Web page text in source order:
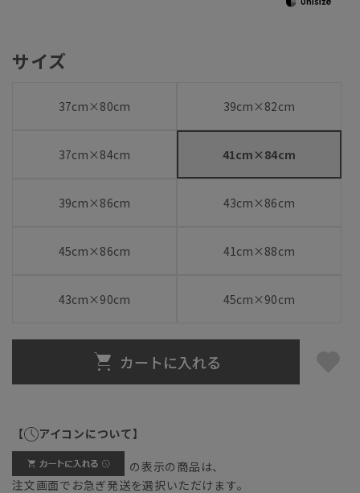
サイズ
37cm×80cm 39cm×82cm
37cm×84cm 41cm×84cm
39cm×86cm 43cm×86cm
45cm×86cm 41cm×88cm
43cm×90cm 45cm×90cm
カートに入れる
【 アイコンについて】
の表示の商品は、
注文画面でお急ぎ発送を選択いただけます。